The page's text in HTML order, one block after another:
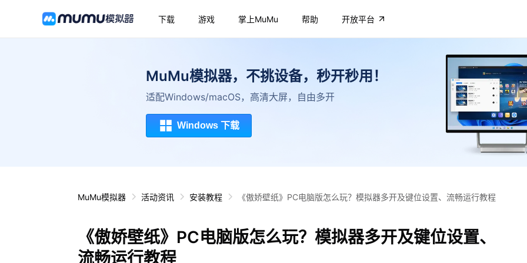
下载 游戏 掌上MuMu 帮助 开放平台
MuMu模拟器，不挑设备，秒开秒用！
适配Windows/macOS，高清大屏，自由多开
Windows 下载
MuMu模拟器 活动资讯 安装教程 《傲娇壁纸》PC电脑版怎么玩？模拟器多开及键位设置、流畅运行教程
《傲娇壁纸》PC电脑版怎么玩？模拟器多开及键位设置、
流畅运行教程